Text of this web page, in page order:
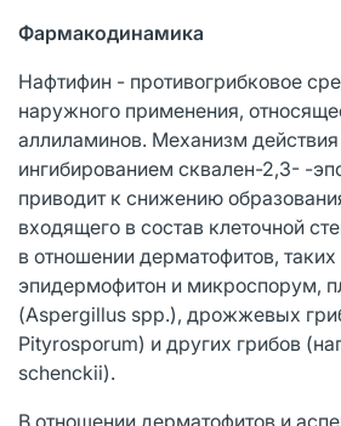
Фармакодинамика
Нафтифин - противогрибковое
наружного применения,
аллиламинов. Механизм действия
ингибированием сквален-2,3- -
приводит к снижению
входящего в состав клеточной
в отношении дерматофитов, таких
эпидермофитон и микроспорум,
(Aspergillus spp.), дрожжевых
Pityrosporum) и других грибов
schenckii).
В отношении дерматофитов и